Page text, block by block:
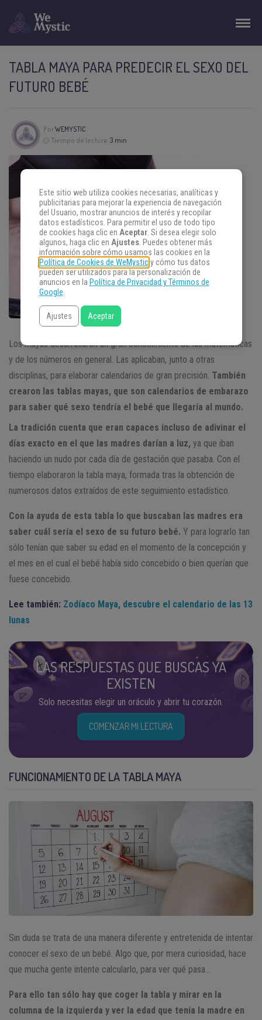
TABLA MAYA PARA PREDECIR EL SEXO DEL
FUTURO BEBÉ
PorWEMYSTIC
Tiempo de lectura: 3 min
Los mayas desarrollaron un gran conocimiento de las matemáticas
y de los números en general. Las aplicaban, junto a otras
disciplinas, para elaborar calendarios de gran precisión. También
crearon las tablas mayas, que son calendarios de embarazo
para saber qué sexo tendría el bebé que llegaría al mundo.
La tradición cuenta que eran capaces incluso de adivinar el
días exacto en el que las madres darían a luz, ya que iban
haciendo un nudo por cada día de gestación que pasaba. Con el
tiempo elaboraron la tabla maya, formada tras la obtención de
numerosos datos extraídos de este seguimiento estadístico.
Con la ayuda de esta tabla lo que buscaban las madres era
saber cuál sería el sexo de su futuro bebé. Y para lograrlo tan
sólo tenían que saber su edad en el momento de la concepción y
el mes en el cual el bebé había sido concebido o bien querían que
fuese concebido.
Lee también: Zodíaco Maya, descubre el calendario de las 13
lunas
LAS RESPUESTAS QUE BUSCAS YA
EXISTEN
Solo necesitas elegir un oráculo y abrir tu corazón.
COMENZAR MI LECTURA
FUNCIONAMIENTO DE LA TABLA MAYA
Sin duda se trata de una manera diferente y entretenida de intentar
conocer el sexo de un bebé. Algo que, por mera curiosidad, hace
que mucha gente intente calcularlo, para ver qué pasa…
Para ello tan sólo hay que coger la tabla y mirar en la
columna de la izquierda y ver la edad que tenía la madre en
Este sitio web utiliza cookies necesarias, analíticas y
publicitarias para mejorar la experiencia de navegación
del Usuario, mostrar anuncios de interés y recopilar
datos estadísticos. Para permitir el uso de todo tipo
de cookies haga clic en Aceptar. Si desea elegir solo
algunos, haga clic en Ajustes. Puedes obtener más
información sobre cómo usamos las cookies en la
Política de Cookies de WeMysticy cómo tus datos
pueden ser utilizados para la personalización de
anuncios en la Política de Privacidad y Términos de
Google.
Ajustes Aceptar